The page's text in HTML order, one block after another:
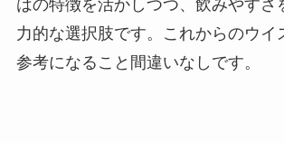
はの特徴を活かしつつ、飲みやすさ
力的な選択肢です。これからのウイ
参考になること間違いなしです。